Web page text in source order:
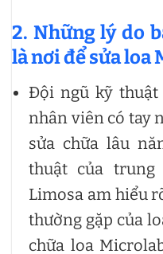
2. Những lý do
là nơi để sửa loa
Đội ngũ kỹ
nhân viên có tay
sửa chữa lâu
thuật của
Limosa am hiểu
thường gặp của
chữa loa